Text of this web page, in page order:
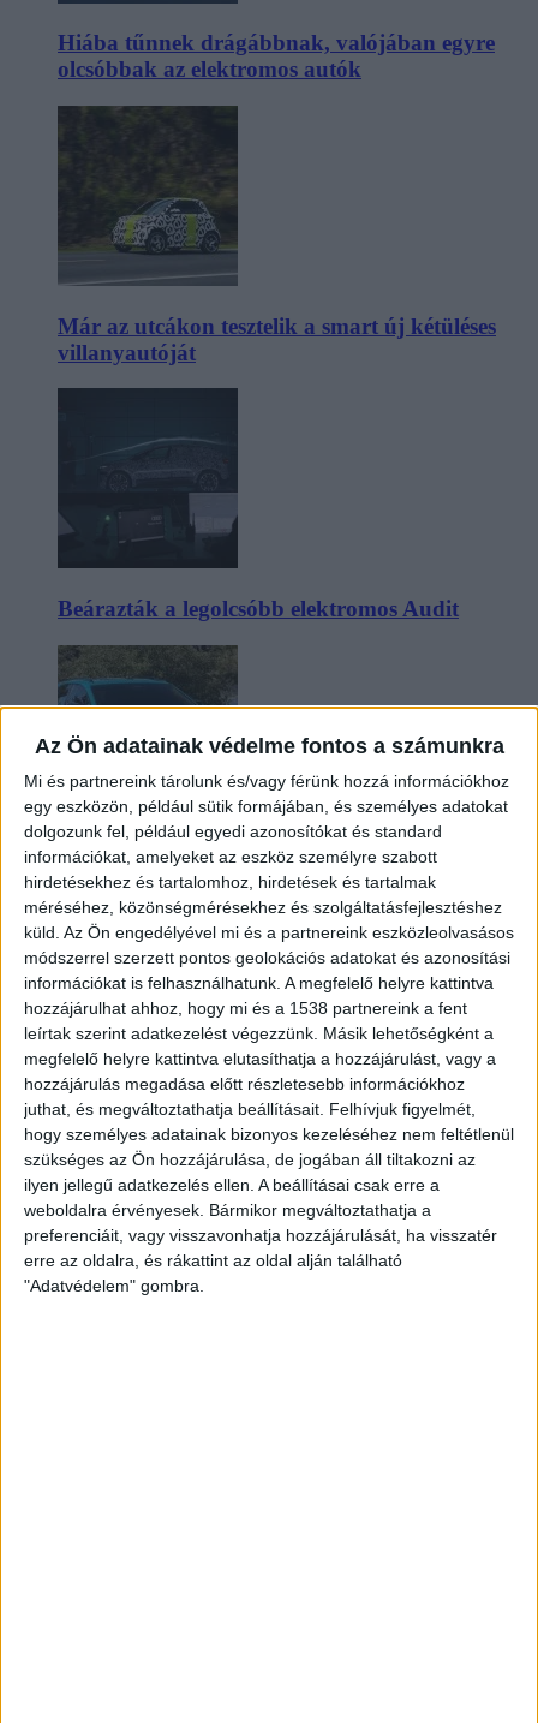
Az Ön adatainak védelme fontos a számunkra
Mi és partnereink tárolunk és/vagy férünk hozzá információkhoz
egy eszközön, például sütik formájában, és személyes adatokat
dolgozunk fel, például egyedi azonosítókat és standard
információkat, amelyeket az eszköz személyre szabott
hirdetésekhez és tartalomhoz, hirdetések és tartalmak
méréséhez, közönségmérésekhez és szolgáltatásfejlesztéshez
küld. Az Ön engedélyével mi és a partnereink eszközleolvasásos
módszerrel szerzett pontos geolokációs adatokat és azonosítási
információkat is felhasználhatunk. A megfelelő helyre kattintva
hozzájárulhat ahhoz, hogy mi és a 1538 partnereink a fent
leírtak szerint adatkezelést végezzünk. Másik lehetőségként a
megfelelő helyre kattintva elutasíthatja a hozzájárulást, vagy a
hozzájárulás megadása előtt részletesebb információkhoz
juthat, és megváltoztathatja beállításait. Felhívjuk figyelmét,
hogy személyes adatainak bizonyos kezeléséhez nem feltétlenül
szükséges az Ön hozzájárulása, de jogában áll tiltakozni az
ilyen jellegű adatkezelés ellen. A beállításai csak erre a
weboldalra érvényesek. Bármikor megváltoztathatja a
preferenciáit, vagy visszavonhatja hozzájárulását, ha visszatér
erre az oldalra, és rákattint az oldal alján található
"Adatvédelem" gombra.
Hiába tűnnek drágábbnak, valójában egyre
olcsóbbak az elektromos autók
Már az utcákon tesztelik a smart új kétüléses
villanyautóját
Beárazták a legolcsóbb elektromos Audit
Két év sem kellett: máris nyugdíjba küldi utolsó
amerikai villanyautóját a Honda
Kilencmillió alatt indul a legolcsóbb elektromos
Volkswagen